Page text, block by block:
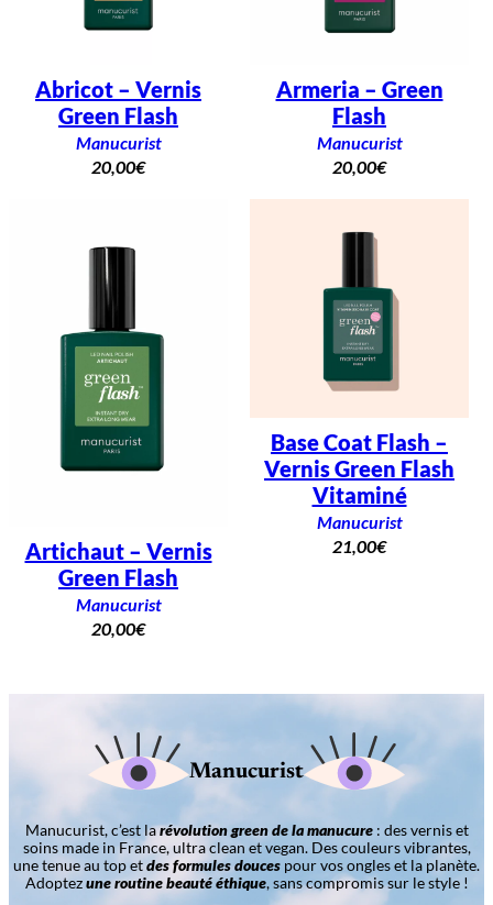
Abricot – Vernis
Green Flash
Manucurist
20,00€
Armeria – Green
Flash
Manucurist
20,00€
Artichaut – Vernis
Green Flash
Manucurist
20,00€
Base Coat Flash –
Vernis Green Flash
Vitaminé
Manucurist
21,00€
Manucurist
Manucurist, c’est larévolution green de la manucure: des vernis et
soins made in France, ultra clean et vegan. Des couleurs vibrantes,
une tenue au top etdes formules douces pour vos ongles et la planète.
Adoptezune routine beauté éthique, sans compromis sur le style !